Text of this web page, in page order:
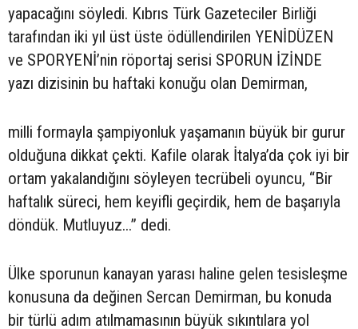
yapacağını söyledi. Kıbrıs Türk Gazeteciler Birliği
tarafından iki yıl üst üste ödüllendirilen YENİDÜZEN
ve SPORYENİ’nin röportaj serisi SPORUN İZİNDE
yazı dizisinin bu haftaki konuğu olan Demirman,
milli formayla şampiyonluk yaşamanın büyük bir gurur
olduğuna dikkat çekti. Kafile olarak İtalya’da çok iyi bir
ortam yakalandığını söyleyen tecrübeli oyuncu, “Bir
haftalık süreci, hem keyifli geçirdik, hem de başarıyla
döndük. Mutluyuz...” dedi.
Ülke sporunun kanayan yarası haline gelen tesisleşme
konusuna da değinen Sercan Demirman, bu konuda
bir türlü adım atılmamasının büyük sıkıntılara yol